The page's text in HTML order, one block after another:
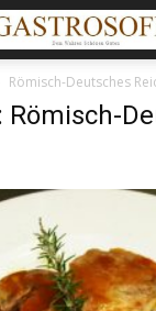
Römisch-Deutsches
Römisch-